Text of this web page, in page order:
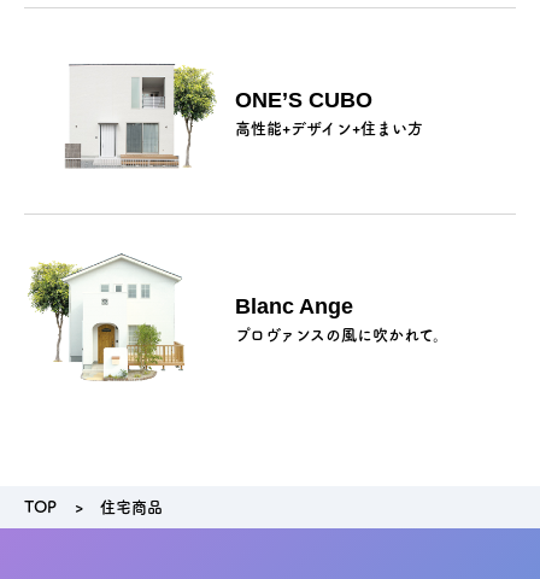
ONE’S CUBO
高性能+デザイン+住まい方
Blanc Ange
プロヴァンスの風に吹かれて。
TOP 住宅商品